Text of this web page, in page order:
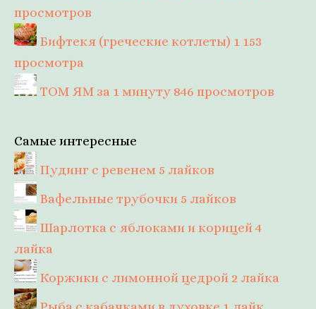
просмотров
Бифтекя (греческие котлеты) 1 153
просмотра
ТОМ ЯМ за 1 минуту 846 просмотров
Самые интересные
Пудинг с ревенем 5 лайков
Вафельные трубочки 5 лайков
Шарлотка с яблоками и корицей4
лайка
Коржики с лимонной цедрой 2 лайка